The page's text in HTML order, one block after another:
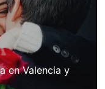
en Valencia y